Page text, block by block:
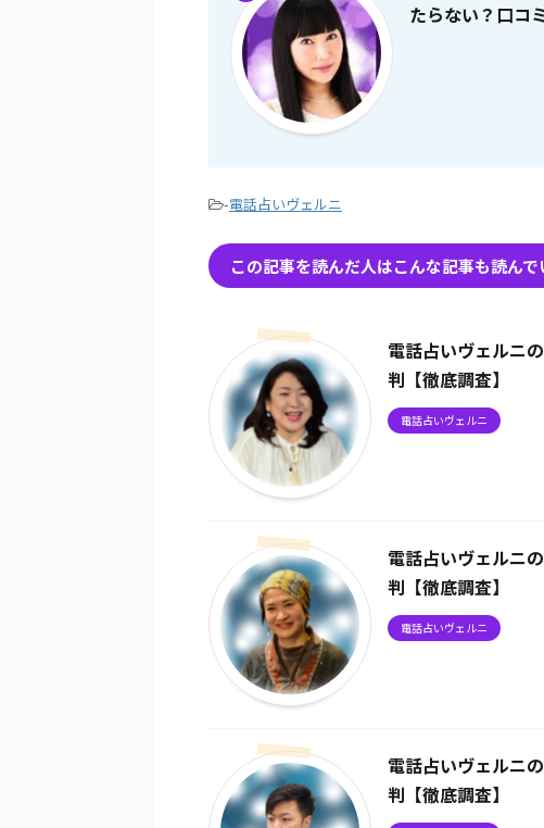
たらない？口コ
-電話占いヴェルニ
この記事を読んだ人はこんな記事も読んで
電話占いヴェルニ
判【徹底調査】
電話占いヴェルニ
電話占いヴェルニ
判【徹底調査】
電話占いヴェルニ
電話占いヴェルニ
判【徹底調査】